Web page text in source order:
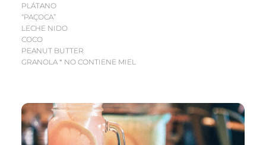
PLÁTANO
“PAÇOCA”
LECHE NIDO
COCO
PEANUT BUTTER
GRANOLA * NO CONTIENE MIEL